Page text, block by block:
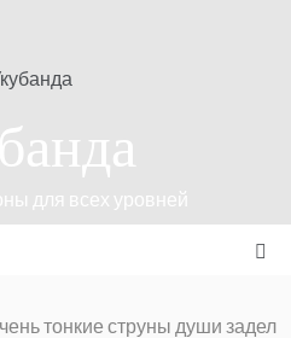
для всех уровней
тонкие струны души задел